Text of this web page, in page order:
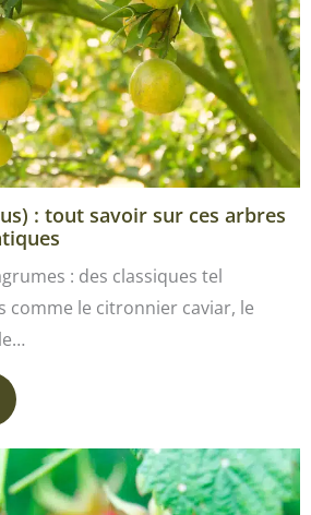
: tout savoir sur ces arbres
: des classiques tel
comme le citronnier caviar, le